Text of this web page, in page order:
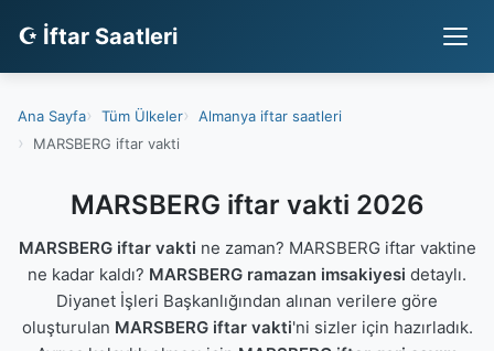
☪ İftar Saatleri
Ana Sayfa Tüm Ülkeler
Almanya iftar saatleri
MARSBERG iftar vakti
MARSBERG iftar vakti 2026
MARSBERG iftar vakti ne zaman? MARSBERG iftar vaktine
ne kadar kaldı? MARSBERG ramazan imsakiyesi detaylı.
Diyanet İşleri Başkanlığından alınan verilere göre
oluşturulan MARSBERG iftar vakti'ni sizler için hazırladık.